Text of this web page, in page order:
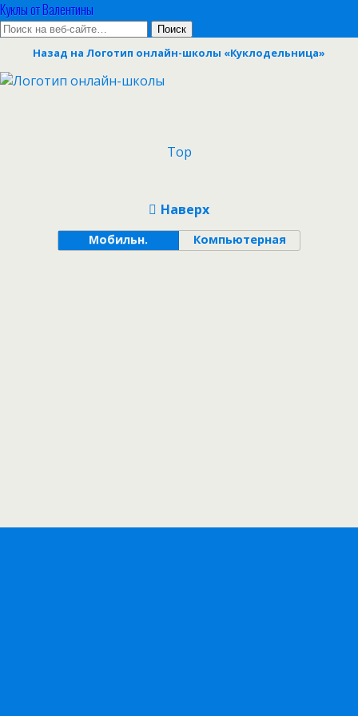
Куклы от Валентины
Назад на Логотип онлайн-школы «Куклодельница»
Top
Наверх
Мобильн. Компьютерная